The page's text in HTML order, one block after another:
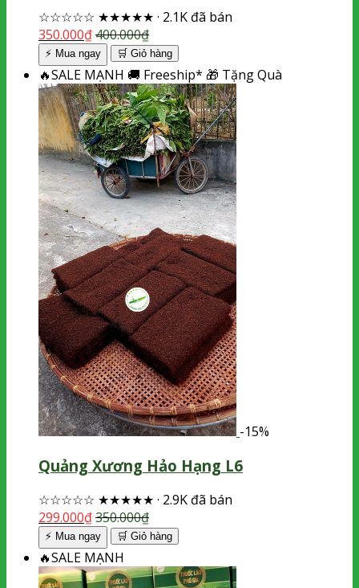
☆☆☆☆☆ ★★★★★ · 2.1K đã bán
350.000₫400.000₫
⚡ Mua ngay 🛒 Giỏ hàng
🔥SALE MẠNH 🚚 Freeship* 🎁 Tặng Quà
-15%
Quảng Xương Hảo Hạng L6
☆☆☆☆☆ ★★★★★ · 2.9K đã bán
299.000₫350.000₫
⚡ Mua ngay 🛒 Giỏ hàng
🔥SALE MẠNH